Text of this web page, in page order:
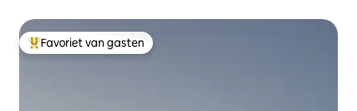
Topfavoriet van gasten
Favoriet van gasten